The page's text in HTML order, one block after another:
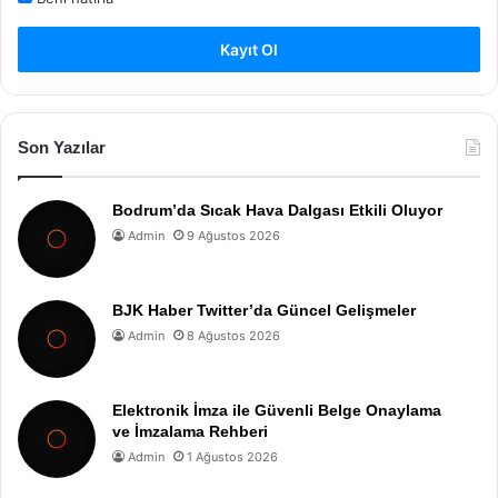
Kayıt Ol
Son Yazılar
Bodrum’da Sıcak Hava Dalgası Etkili Oluyor
Admin 9 Ağustos 2026
BJK Haber Twitter’da Güncel Gelişmeler
Admin 8 Ağustos 2026
Elektronik İmza ile Güvenli Belge Onaylama
ve İmzalama Rehberi
Admin 1 Ağustos 2026